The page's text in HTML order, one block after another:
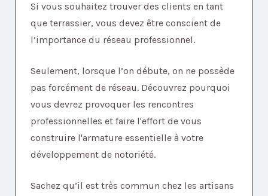
Si vous souhaitez trouver des clients en tant
que terrassier, vous devez être conscient de
l’importance du réseau professionnel.
Seulement, lorsque l’on débute, on ne possède
pas forcément de réseau. Découvrez pourquoi
vous devrez provoquer les rencontres
professionnelles et faire l'effort de vous
construire l'armature essentielle à votre
développement de notoriété.
Sachez qu’il est très commun chez les artisans